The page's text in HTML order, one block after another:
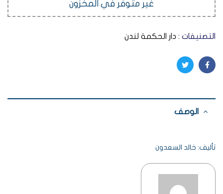
غير متوفر في المخزون
التصنيفات : دار الحكمة لندن
Facebook
Twitter
الوصف
تأليف: خالد السعدون